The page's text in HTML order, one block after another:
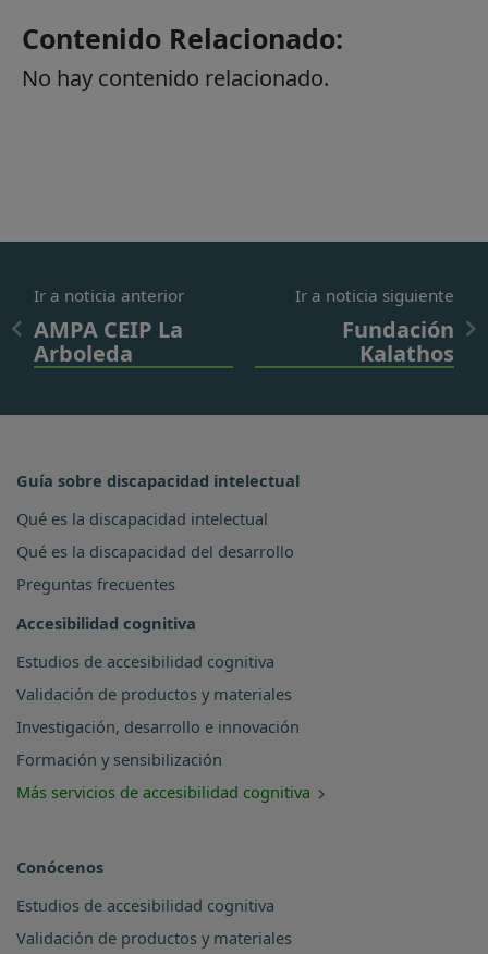
Contenido Relacionado:
No hay contenido relacionado.
Ir a noticia anterior
AMPA CEIP La
Arboleda
Ir a noticia siguiente
Fundación
Kalathos
Guía sobre discapacidad intelectual
Qué es la discapacidad intelectual
Qué es la discapacidad del desarrollo
Preguntas frecuentes
Accesibilidad cognitiva
Estudios de accesibilidad cognitiva
Validación de productos y materiales
Investigación, desarrollo e innovación
Formación y sensibilización
Más servicios de accesibilidad cognitiva
Conócenos
Estudios de accesibilidad cognitiva
Validación de productos y materiales